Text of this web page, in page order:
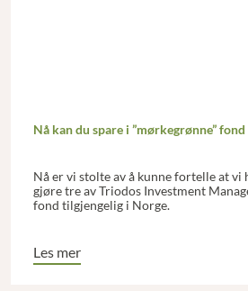
Nå kan du spare i ”mørkegrønne” fond
Nå er vi stolte av å kunne fortelle at vi
gjøre tre av Triodos Investment
fond tilgjengelig i Norge.
Les mer